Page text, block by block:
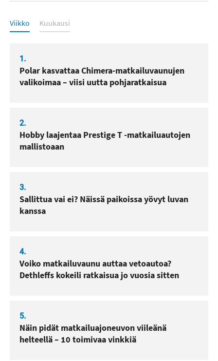
Luetuimmat
Viikko Kuukausi
1.
Polar kasvattaa Chimera-matkailuvaunujen
valikoimaa – viisi uutta pohjaratkaisua
2.
Hobby laajentaa Prestige T -matkailuautojen
mallistoaan
3.
Sallittua vai ei? Näissä paikoissa yövyt luvan
kanssa
4.
Voiko matkailuvaunu auttaa vetoautoa?
Dethleffs kokeili ratkaisua jo vuosia sitten
5.
Näin pidät matkailuajoneuvon viileänä
helteellä – 10 toimivaa vinkkiä